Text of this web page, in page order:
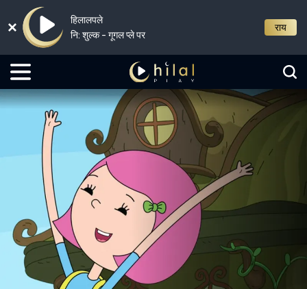
हिलालपले
नि: शुल्क - गूगल प्ले पर
राय